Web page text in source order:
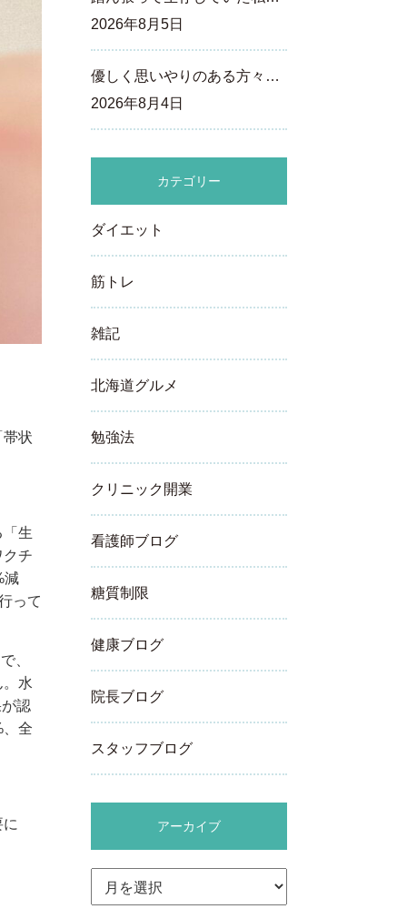
状
生
チ
減
って
、
水
認
全
2026年8月5日
優しく思いやりのある方々…
2026年8月4日
カテゴリー
ダイエット
筋トレ
雑記
北海道グルメ
勉強法
クリニック開業
看護師ブログ
糖質制限
健康ブログ
院長ブログ
スタッフブログ
アーカイブ
カ